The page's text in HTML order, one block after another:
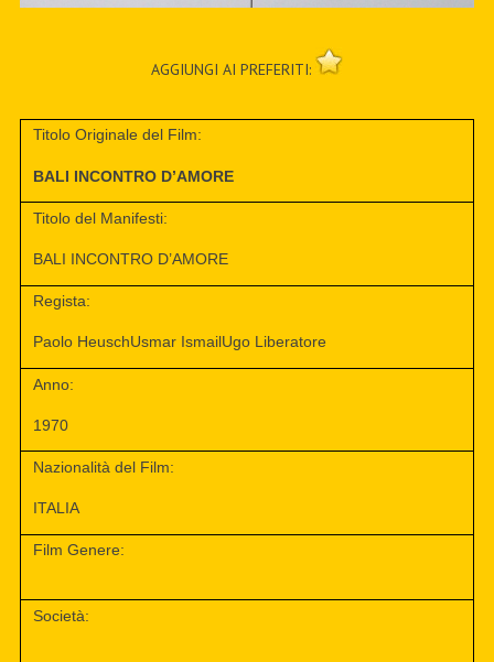
AGGIUNGI AI PREFERITI:
Titolo Originale del Film:
BALI INCONTRO D’AMORE
Titolo del Manifesti:
BALI INCONTRO D’AMORE
Regista:
Paolo HeuschUsmar IsmailUgo Liberatore
Anno:
1970
Nazionalità del Film:
ITALIA
Film Genere:
Società: